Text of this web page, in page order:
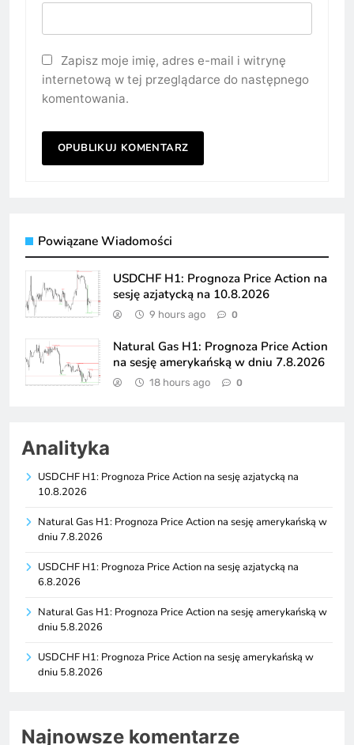
Zapisz moje imię, adres e-mail i witrynę
internetową w tej przeglądarce do następnego
komentowania.
Powiązane Wiadomości
USDCHF H1: Prognoza Price Action na
sesję azjatycką na 10.8.2026
9 hours ago 0
Natural Gas H1: Prognoza Price Action
na sesję amerykańską w dniu 7.8.2026
18 hours ago 0
Analityka
USDCHF H1: Prognoza Price Action na sesję azjatycką na
10.8.2026
Natural Gas H1: Prognoza Price Action na sesję amerykańską w
dniu 7.8.2026
USDCHF H1: Prognoza Price Action na sesję azjatycką na
6.8.2026
Natural Gas H1: Prognoza Price Action na sesję amerykańską w
dniu 5.8.2026
USDCHF H1: Prognoza Price Action na sesję amerykańską w
dniu 5.8.2026
Najnowsze komentarze